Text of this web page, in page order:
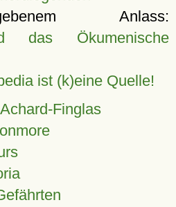
Anlass:
das Ökumenische
ist (k)eine Quelle!
Finglas